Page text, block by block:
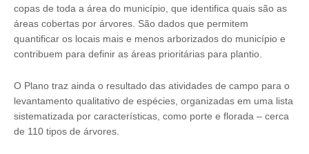
copas de toda a área do município, que identifica quais são as
áreas cobertas por árvores. São dados que permitem
quantificar os locais mais e menos arborizados do município e
contribuem para definir as áreas prioritárias para plantio.
O Plano traz ainda o resultado das atividades de campo para o
levantamento qualitativo de espécies, organizadas em uma lista
sistematizada por características, como porte e florada – cerca
de 110 tipos de árvores.